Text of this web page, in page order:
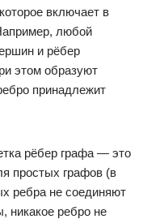
включает в
любой
и рёбер
этом образуют
принадлежит
рёбер графа — это
простых графов (в
ребра не соединяют
никакое ребро не